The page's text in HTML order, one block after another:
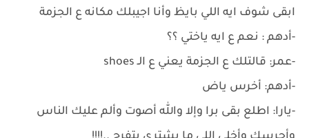
ابقى شوف ايه اللي بايظ وأنا اجيبلك مكانه ع الجزمة
-أدهم : نعم ع ايه ياختي ؟؟
-عمر: قالتلك ع الجزمة يعني ع الـ shoes
-أدهم: أخرس ياض
-يارا: اطلع بقى برا وإلا والله أصوت وألم عليك الناس